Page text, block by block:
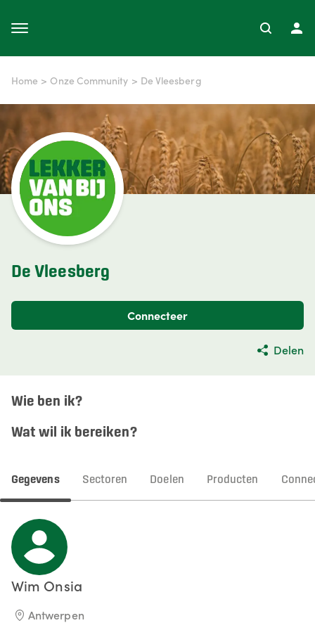
Home > Onze Community > De Vleesberg
De Vleesberg
Connecteer
Delen
Wie ben ik?
Wat wil ik bereiken?
Gegevens Sectoren Doelen Producten
Wim Onsia
Antwerpen